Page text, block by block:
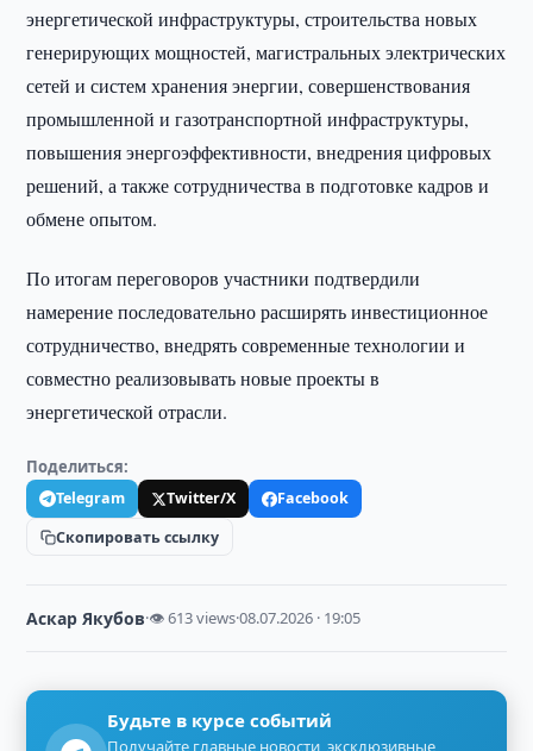
энергетической инфраструктуры, строительства новых
генерирующих мощностей, магистральных электрических
сетей и систем хранения энергии, совершенствования
промышленной и газотранспортной инфраструктуры,
повышения энергоэффективности, внедрения цифровых
решений, а также сотрудничества в подготовке кадров и
обмене опытом.
По итогам переговоров участники подтвердили
намерение последовательно расширять инвестиционное
сотрудничество, внедрять современные технологии и
совместно реализовывать новые проекты в
энергетической отрасли.
Поделиться:
Telegram Twitter/X
Facebook
Скопировать ссылку
Аскар Якубов·👁 613 views·08.07.2026 · 19:05
Будьте в курсе событий
Получайте главные новости, эксклюзивные